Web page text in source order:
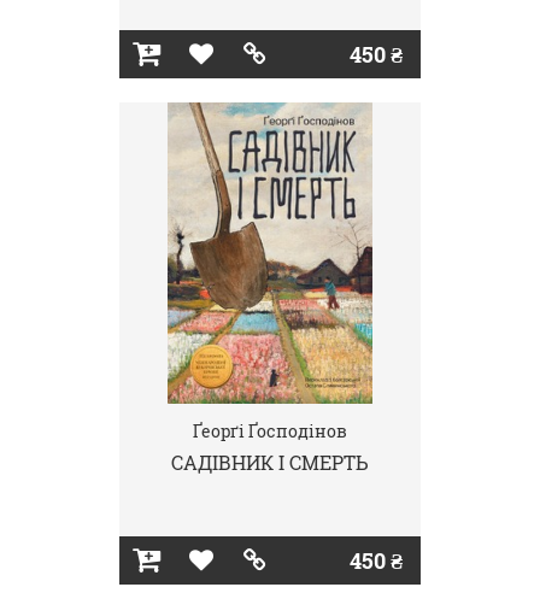
450 ₴
Ґеорґі Ґосподінов
САДІВНИК І СМЕРТЬ
450 ₴